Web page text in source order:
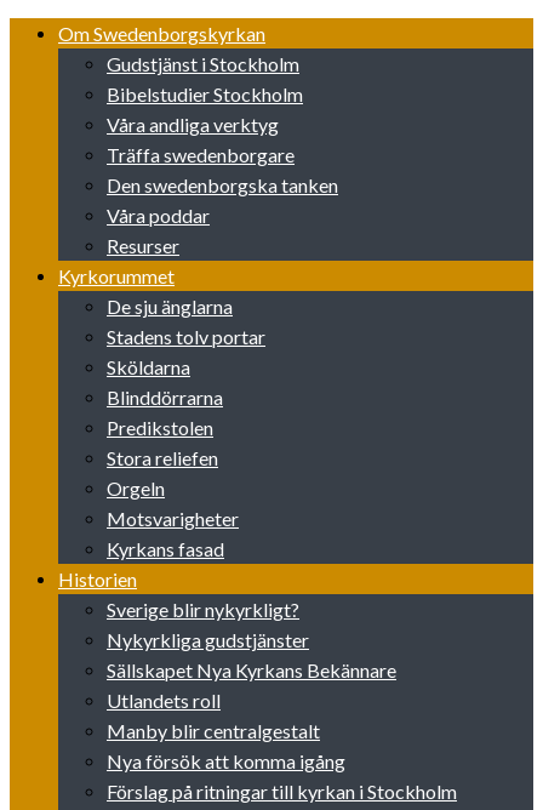
Skip
Om Swedenborgskyrkan
Gudstjänst i Stockholm
Bibelstudier Stockholm
Våra andliga verktyg
Träffa swedenborgare
Den swedenborgska tanken
Våra poddar
Resurser
Kyrkorummet
De sju änglarna
Stadens tolv portar
Sköldarna
Blinddörrarna
Predikstolen
Stora reliefen
Orgeln
Motsvarigheter
Kyrkans fasad
Historien
Sverige blir nykyrkligt?
Nykyrkliga gudstjänster
Sällskapet Nya Kyrkans Bekännare
Utlandets roll
Manby blir centralgestalt
Nya försök att komma igång
Förslag på ritningar till kyrkan i Stockholm